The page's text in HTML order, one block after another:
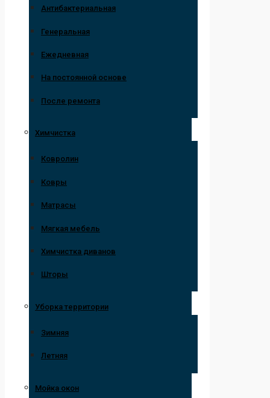
Антибактериальная
Генеральная
Ежедневная
На постоянной основе
После ремонта
Химчистка
Ковролин
Ковры
Матрасы
Мягкая мебель
Химчистка диванов
Шторы
Уборка территории
Зимняя
Летняя
Мойка окон